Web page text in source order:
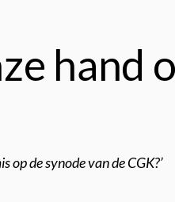
hand
op de synode van de CGK?’